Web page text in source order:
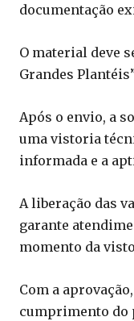
documentação
O material deve
Grandes
Após o envio, a
uma vistoria
informada e a
A liberação das
garante
momento da
Com a
cumprimento do